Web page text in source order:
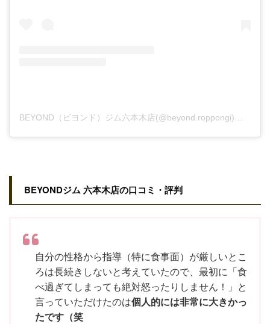
BEYONDジム 六本木店の口コミ・評判
自分の性格から指導（特に食事面）が厳しいとこ
ろは長続きしないと考えていたので、最初に「食
べ過ぎてしまっても絶対怒ったりしません！」と
言っていただけたのは個人的には非常に大きかっ
たです（笑